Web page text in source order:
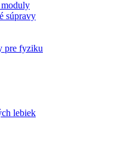
moduly
súpravy
pre fyziku
lebiek